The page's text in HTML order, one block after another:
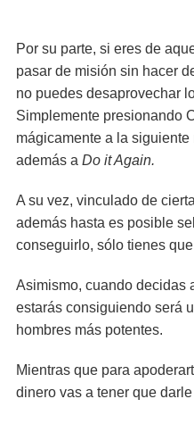
Por su parte, si eres de
pasar de misión sin hacer
no puedes desaprovechar
Simplemente presionando
mágicamente a la
además a Do it Again.
A su vez, vinculado de
además hasta es posible
conseguirlo, sólo tienes
Asimismo, cuando decidas
estarás consiguiendo será
hombres más potentes.
Mientras que para
dinero vas a tener que